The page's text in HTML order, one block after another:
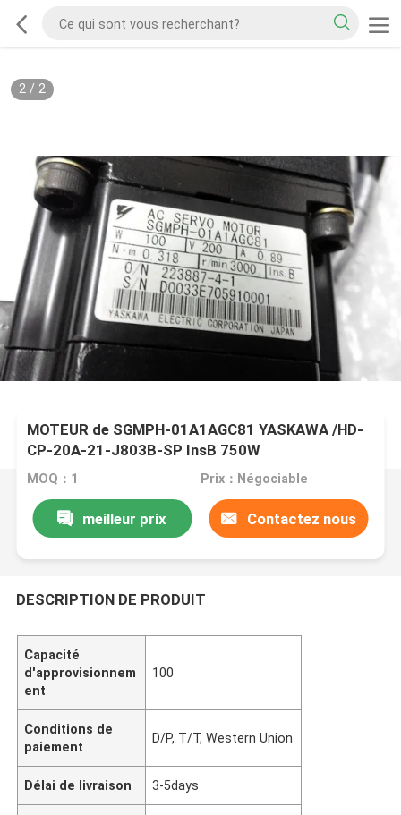
2/ 2
MOTEUR de SGMPH-01A1AGC81 YASKAWA /HD-
CP-20A-21-J803B-SP InsB 750W
MOQ：1 Prix：Négociable
meilleur prix Contactez nous
DESCRIPTION DE PRODUIT
Capacité
d'approvisionnem
ent
100
Conditions de
paiement
D/P, T/T, Western Union
Délai de livraison 3-5days